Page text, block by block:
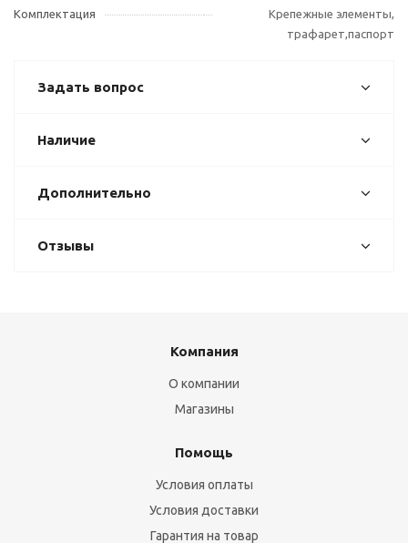
Комплектация
Крепежные элементы,
трафарет,паспорт
Задать вопрос
Наличие
Дополнительно
Отзывы
Компания
О компании
Магазины
Помощь
Условия оплаты
Условия доставки
Гарантия на товар